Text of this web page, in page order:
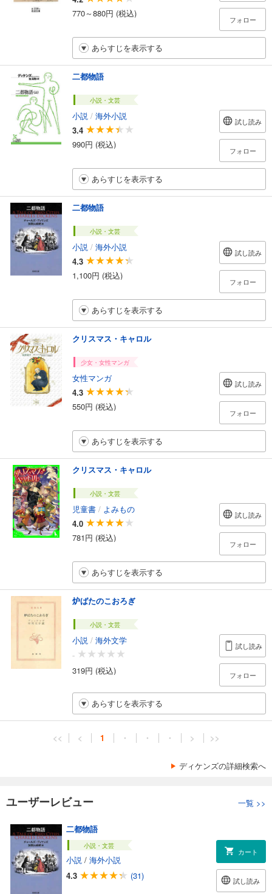
770～880円 (税込)
フォロー
あらすじを表示する
二都物語
小説・文芸
小説 / 海外小説
3.4
990円 (税込)
試し読み
フォロー
あらすじを表示する
二都物語
小説・文芸
小説 / 海外小説
4.3
1,100円 (税込)
試し読み
フォロー
あらすじを表示する
クリスマス・キャロル
少女・女性マンガ
女性マンガ
4.3
550円 (税込)
試し読み
フォロー
あらすじを表示する
クリスマス・キャロル
小説・文芸
児童書 / よみもの
4.0
781円 (税込)
試し読み
フォロー
あらすじを表示する
炉ばたのこおろぎ
小説・文芸
小説 / 海外文学
-
319円 (税込)
試し読み
フォロー
あらすじを表示する
<< < 1 ・ ・ ・ > >>
ディケンズの詳細検索へ
ユーザーレビュー 一覧 >>
二都物語
小説・文芸
小説 / 海外小説
4.3
(31)
カート
試し読み